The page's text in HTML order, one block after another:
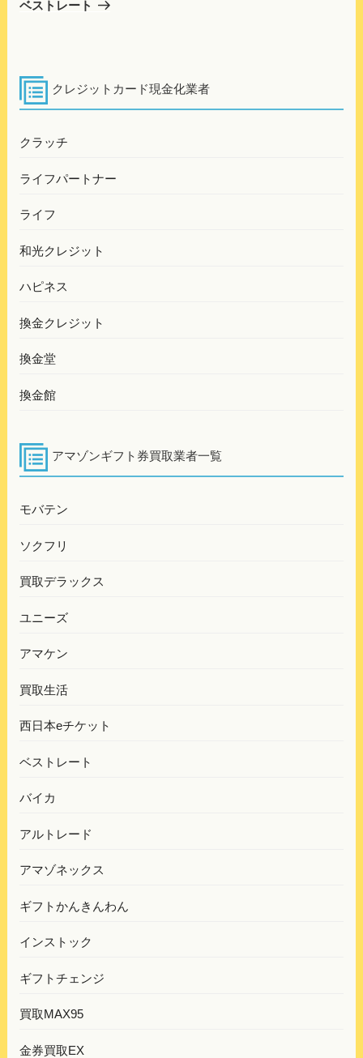
ン
ベストレート
クレジットカード現金化業者
クラッチ
ライフパートナー
ライフ
和光クレジット
ハピネス
換金クレジット
換金堂
換金館
アマゾンギフト券買取業者一覧
モバテン
ソクフリ
買取デラックス
ユニーズ
アマケン
買取生活
西日本eチケット
ベストレート
バイカ
アルトレード
アマゾネックス
ギフトかんきんわん
インストック
ギフトチェンジ
買取MAX95
金券買取EX